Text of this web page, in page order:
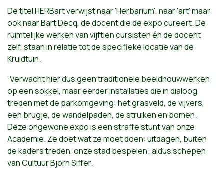
De titel HERBart verwijst naar 'Herbarium', naar 'art' maar
ook naar Bart Decq, de docent die de expo cureert. De
ruimtelijke werken van vijftien cursisten én de docent
zelf, staan in relatie tot de specifieke locatie van de
Kruidtuin.
“Verwacht hier dus geen traditionele beeldhouwwerken
op een sokkel, maar eerder installaties die in dialoog
treden met de parkomgeving: het grasveld, de vijvers,
een brugje, de wandelpaden, de struiken en bomen.
Deze ongewone expo is een straffe stunt van onze
Academie. Ze doet wat ze moet doen: uitdagen, buiten
de kaders treden, onze stad bespelen”, aldus schepen
van Cultuur Björn Siffer.